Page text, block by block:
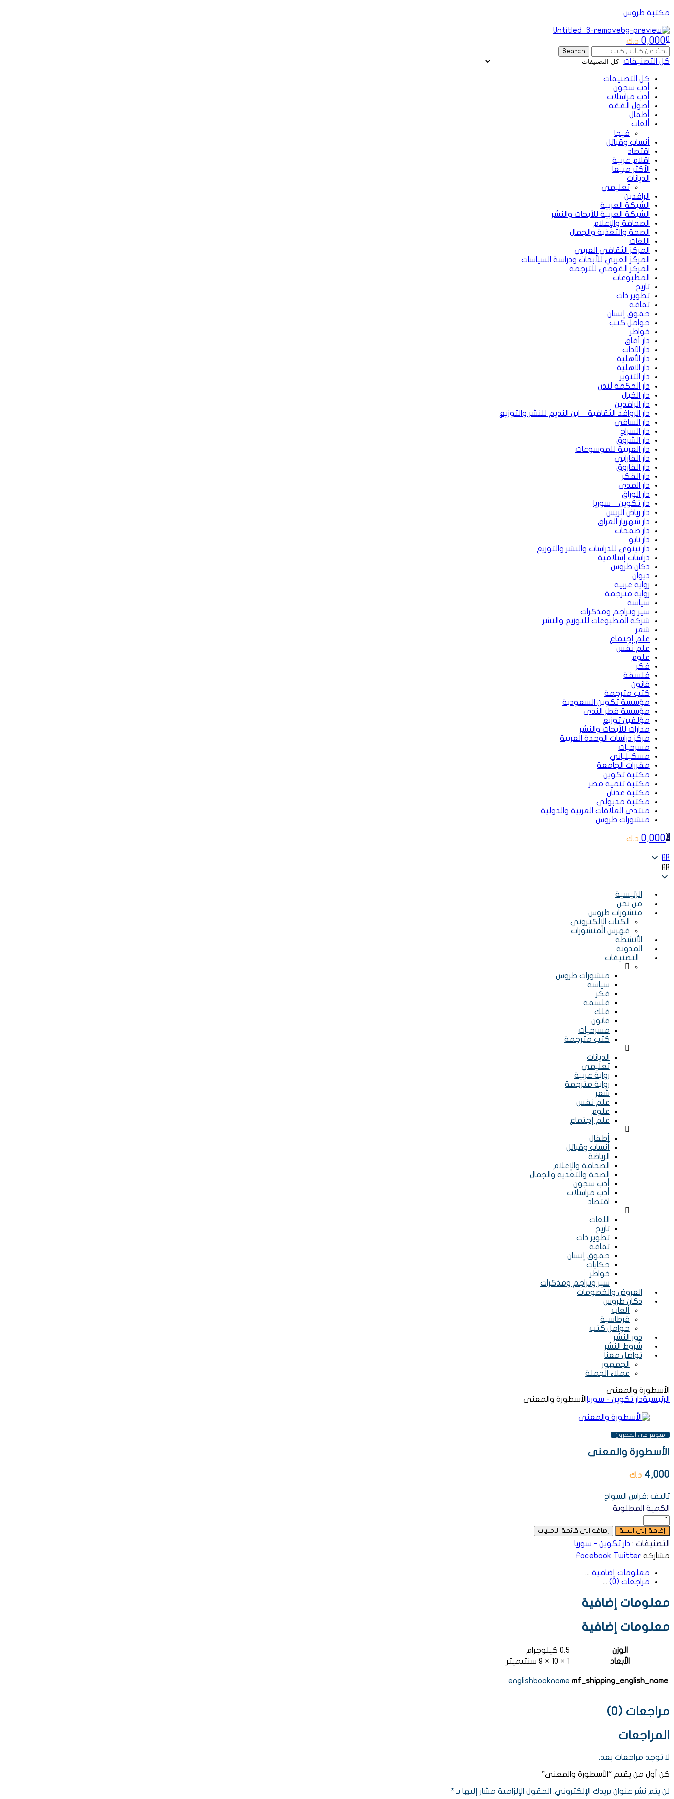
مكتبة طروس
Menu
0
0,000 د.ك
Search
for:
Search
كل التصنيفات
كل التصنيفات
أدب سجون
أدب مراسلات
أصول الفقه
أطفال
ألعاب
فيجا
أنساب وقبائل
اقتصاد
اقلام عربية
الأكثر مبيعا
الديانات
تعليمي
الرافدين
الشبكة العربية
الشبكة العربية للأبحاث والنشر
الصحافة والإعلام
الصحة والتغذية والجمال
اللغات
المركز الثقافي العربي
المركز العربي للأبحاث ودراسة السياسات
المركز القومي للترجمة
المطبوعات
تاريخ
تطوير ذات
ثقافة
حقوق إنسان
حوامل كتب
خواطر
دار آفاق
دار الآداب
دار الأهلية
دار الاهلية
دار التنوير
دار الحكمة لندن
دار الخيال
دار الرافدين
دار الروافد الثقافية – ابن النديم للنشر والتوزيع
دار الساقي
دار السراج
دار الشروق
دار العربية للموسوعات
دار الفارابي
دار الفاروق
دار الفكر
دار المدى
دار الوراق
دار تكوين – سوريا
دار رياض الريس
دار شهريار العراق
دار صفحات
دار نابو
دار نينوى للدراسات والنشر والتوزيع
دراسات إسلامية
دكان طروس
ديوان
رواية عربية
رواية مترجمة
سياسة
سير وتراجم ومذكرات
شركة المطبوعات للتوزيع والنشر
شعر
علم إجتماع
علم نفس
علوم
فكر
فلسفة
قانون
كتب مترجمة
مؤسسة تكوين السعودية
مؤسسة قطر الندى
مؤلفين توزيع
مدارات للأبحاث والنشر
مركز دراسات الوحدة العربية
مسرحيات
مسكيلياني
مقررات الجامعة
مكتبة تكوين
مكتبة تنمية مصر
مكتبة عدنان
مكتبة مدبولي
منتدي العلاقات العربية والدولية
منشورات طروس
0
0,000 د.ك
AR
AR
الرئيسية
من نحن
منشورات طروس
الكتاب الإلكتروني
فهرس المنشورات
الأنشطة
المدونة
التصنيفات
Menu
منشورات طروس
سياسة
فكر
فلسفة
فلك
قانون
مسرحيات
كتب مترجمة
Menu
الديانات
تعليمي
رواية عربية
رواية مترجمة
شعر
علم نفس
علوم
علم إجتماع
Menu
أطفال
أنساب وقبائل
الرياضة
الصحافة والإعلام
الصحة والتغذية والجمال
أدب سجون
أدب مراسلات
اقتصاد
Menu
اللغات
تاريخ
تطوير ذات
ثقافة
حقوق إنسان
حكايات
خواطر
سير وتراجم ومذكرات
العروض والخصومات
دكان طروس
ألعاب
قرطاسية
حوامل كتب
دور النشر
شروط النشر
تواصل معنا
الجمهور
عملاء الجملة
الأسطورة والمعنى
الرئيسيةدار تكوين - سوريا الأسطورة والمعنى
AVAILABILITY:
متوفر فى المخزون
الأسطورة والمعنى
4,000 د.ك
تاليف :فراس السواح
الكمية المطلوبة
إضافة إلى السلة إضافة الى قائمة الامنيات
التصنيفات : دار تكوين - سوريا
مشاركة
Facebook Twitter
معلومات إضافية
مراجعات (0)
معلومات إضافية
معلومات إضافية
الوزن
0,5 كيلوجرام
الأبعاد
1 × 10 × 9 سنتيميتر
mf_shipping_english_name
englishbookname
مراجعات (0)
المراجعات
لا توجد مراجعات بعد.
كن أول من يقيم “الأسطورة والمعنى”
لن يتم نشر عنوان بريدك الإلكتروني. الحقول الإلزامية مشار إليها بـ *